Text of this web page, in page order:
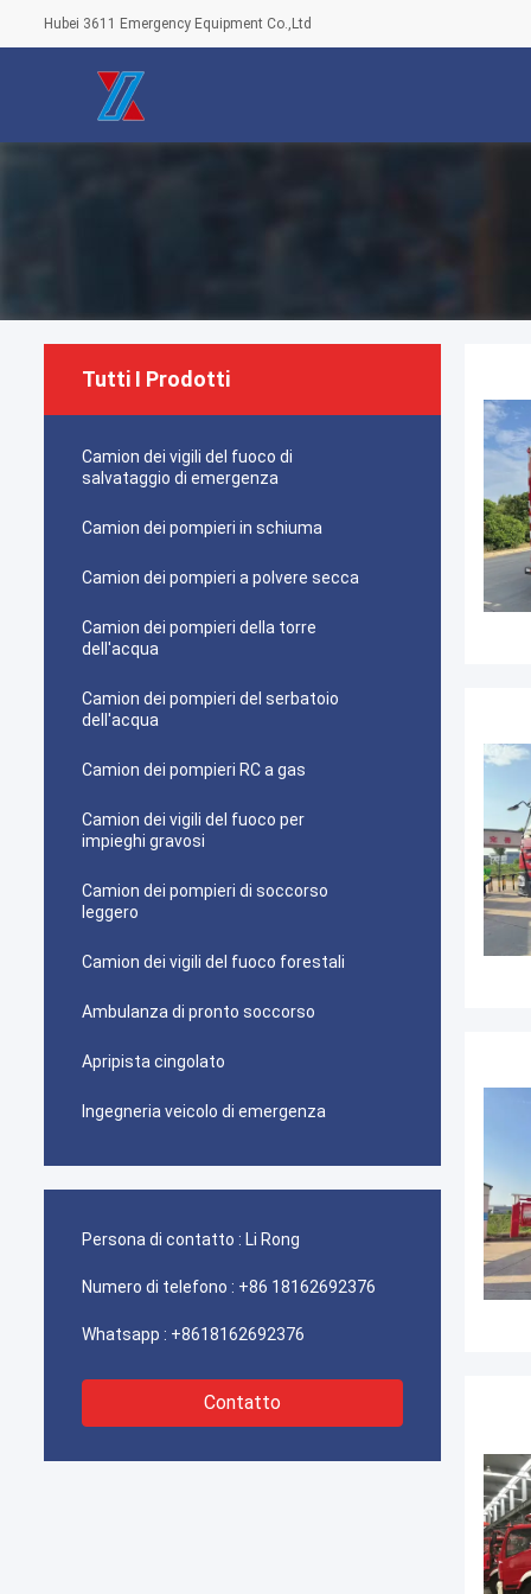
Hubei 3611 Emergency Equipment Co.,Ltd
Tutti I Prodotti
Camion dei vigili del fuoco di
salvataggio di emergenza
Camion dei pompieri in schiuma
Camion dei pompieri a polvere secca
Camion dei pompieri della torre
dell'acqua
Camion dei pompieri del serbatoio
dell'acqua
Camion dei pompieri RC a gas
Camion dei vigili del fuoco per
impieghi gravosi
Camion dei pompieri di soccorso
leggero
Camion dei vigili del fuoco forestali
Ambulanza di pronto soccorso
Apripista cingolato
Ingegneria veicolo di emergenza
Persona di contatto : Li Rong
Numero di telefono : +86 18162692376
Whatsapp : +8618162692376
Contatto